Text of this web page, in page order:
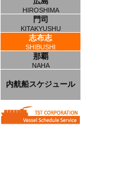
HIROSHIMA
門司
KITAKYUSHU
志布志
SHIBUSHI
那覇
NAHA
内航船スケジュール